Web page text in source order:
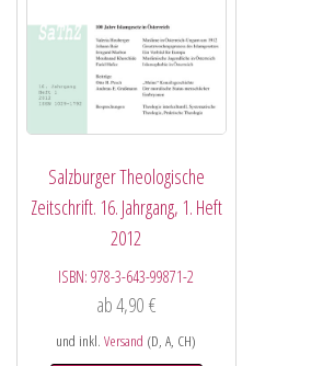
Salzburger Theologische
Zeitschrift. 16. Jahrgang, 1. Heft
2012
ISBN:978-3-643-99871-2
ab4,90 €
und inkl.Versand (D, A, CH)